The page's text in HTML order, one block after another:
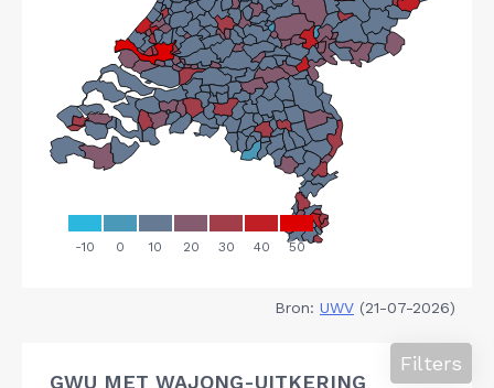
Bron: UWV (21-07-2026)
GWU MET WAJONG-UITKERING
Filters